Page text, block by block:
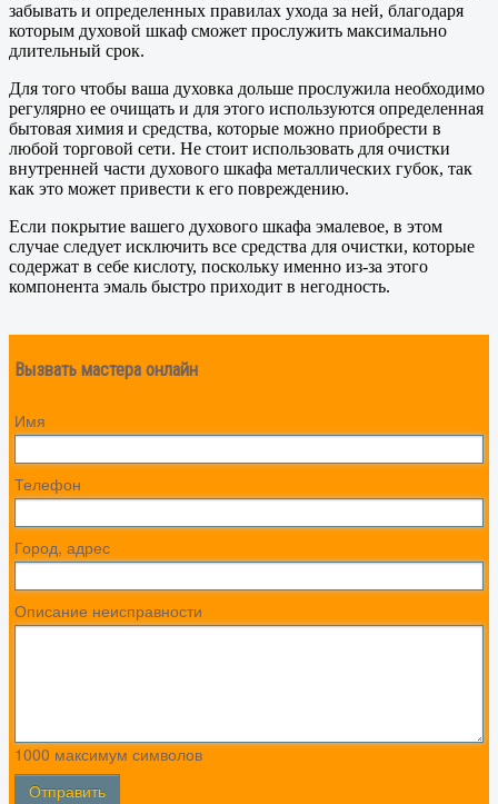
забывать и определенных правилах ухода за ней, благодаря
которым духовой шкаф сможет прослужить максимально
длительный срок.
Для того чтобы ваша духовка дольше прослужила необходимо
регулярно ее очищать и для этого используются определенная
бытовая химия и средства, которые можно приобрести в
любой торговой сети. Не стоит использовать для очистки
внутренней части духового шкафа металлических губок, так
как это может привести к его повреждению.
Если покрытие вашего духового шкафа эмалевое, в этом
случае следует исключить все средства для очистки, которые
содержат в себе кислоту, поскольку именно из-за этого
компонента эмаль быстро приходит в негодность.
Вызвать мастера онлайн
Имя
Телефон
Город, адрес
Описание неисправности
1000максимум символов
Отправить